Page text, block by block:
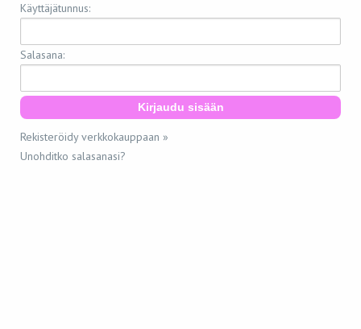
Käyttäjätunnus:
Salasana:
Rekisteröidy verkkokauppaan »
Unohditko salasanasi?